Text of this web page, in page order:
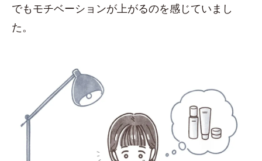
でもモチベーションが上がるのを感じていまし
た。